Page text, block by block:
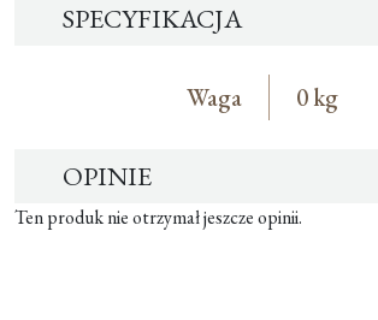
SPECYFIKACJA
Waga 0 kg
OPINIE
Ten produk nie otrzymał jeszcze opinii.